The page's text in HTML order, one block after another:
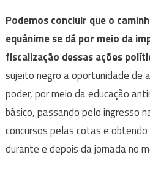
Podemos concluir que o
equânime se dá por meio da
fiscalização dessas ações
sujeito negro a oportunidade de
poder, por meio da educação
básico, passando pelo ingresso
concursos pelas cotas e
durante e depois da jornada no